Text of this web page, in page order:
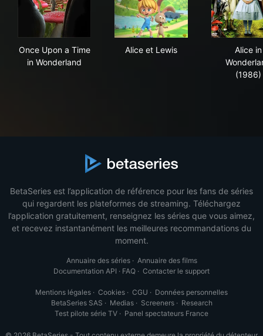
Once Upon a Time
in Wonderland
Alice et Lewis
Alice in
(1986)
BetaSeries est l’application de référence pour les fans de séries
qui regardent les plateformes de streaming. Téléchargez
l’application gratuitement, renseignez les séries que vous aimez,
et recevez instantanément les meilleures recommandations du
moment.
Annuaire des séries· Annuaire des films
Documentation API · FAQ · Contacter le support
Mentions légales · Cookies · CGU · Données personnelles
BetaSeries SAS · Medias· Screeners· Research
Test pilote série TV · Panel spectateurs France